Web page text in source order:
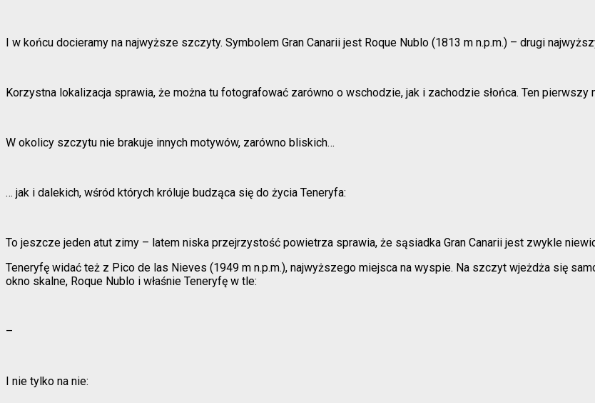
I w końcu docieramy na najwyższe szczyty. Symbolem Gran Canarii jest Roque Nublo (1813 m n.p.m.) – drugi
Korzystna lokalizacja sprawia, że można tu fotografować zarówno o wschodzie, jak i zachodzie słońca. Ten
W okolicy szczytu nie brakuje innych motywów, zarówno bliskich…
… jak i dalekich, wśród których króluje budząca się do życia Teneryfa:
To jeszcze jeden atut zimy – latem niska przejrzystość powietrza sprawia, że sąsiadka Gran Canarii jest zwykle
Teneryfę widać też z Pico de las Nieves (1949 m n.p.m.), najwyższego miejsca na wyspie. Na szczyt wjeżdża się
okno skalne, Roque Nublo i właśnie Teneryfę w tle:
–
I nie tylko na nie: